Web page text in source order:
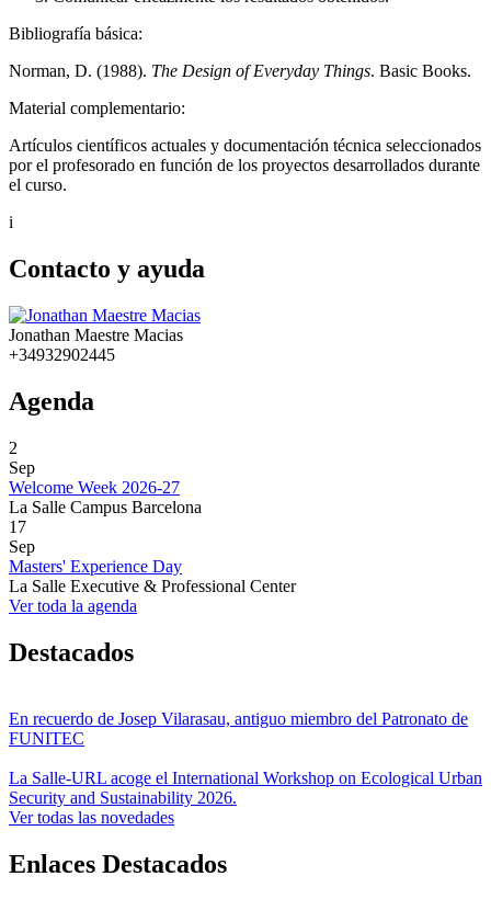
Bibliografía básica:
Norman, D. (1988). The Design of Everyday Things. Basic Books.
Material complementario:
Artículos científicos actuales y documentación técnica seleccionados
por el profesorado en función de los proyectos desarrollados durante
el curso.
i
Contacto y ayuda
Jonathan Maestre Macias
+34932902445
Agenda
2
Sep
Welcome Week 2026-27
La Salle Campus Barcelona
17
Sep
Masters' Experience Day
La Salle Executive & Professional Center
Ver toda la agenda
Destacados
En recuerdo de Josep Vilarasau, antiguo miembro del Patronato de
FUNITEC
La Salle-URL acoge el International Workshop on Ecological Urban
Security and Sustainability 2026.
Ver todas las novedades
Enlaces Destacados